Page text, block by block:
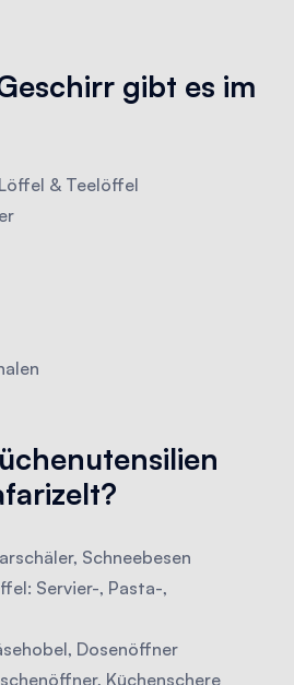
gibt es im
& Teelöffel
Schneebesen
Servier-, Pasta-,
Dosenöffner
Küchenschere